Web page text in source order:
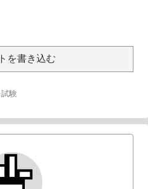
を書き込む
験